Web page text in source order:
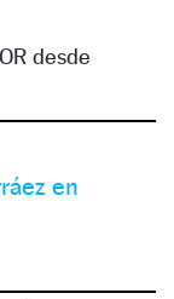
desde
en